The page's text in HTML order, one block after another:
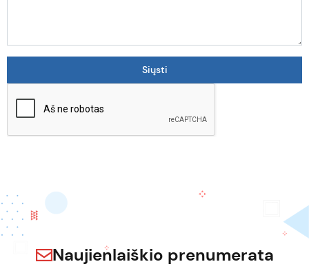
Naujienlaiškio prenumerata